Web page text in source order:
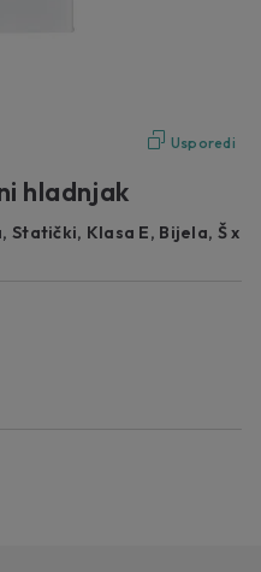
Usporedi
hladnjak
Klasa E, Bijela, Š x